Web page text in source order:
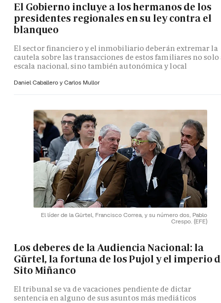
El Gobierno incluye a los hermanos de los
presidentes regionales en su ley contra el
blanqueo
El sector financiero y el inmobiliario deberán extremar la
cautela sobre las transacciones de estos familiares no solo
escala nacional, sino también autonómica y local
Daniel Caballero y Carlos Mullor
El líder de la Gürtel, Francisco Correa, y su número dos, Pablo
Crespo. (EFE)
Los deberes de la Audiencia Nacional: la
Gürtel, la fortuna de los Pujol y el imperio
Sito Miñanco
El tribunal se va de vacaciones pendiente de dictar
sentencia en alguno de sus asuntos más mediáticos